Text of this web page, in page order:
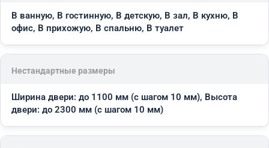
В ванную, В гостинную, В детскую, В зал, В кухню, В
офис, В прихожую, В спальню, В туалет
Нестандартные размеры
Ширина двери: до 1100 мм (с шагом 10 мм), Высота
двери: до 2300 мм (с шагом 10 мм)